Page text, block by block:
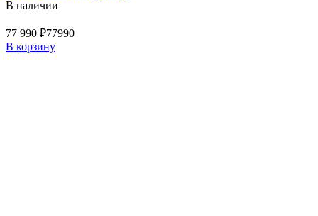
В наличии
77 990 ₽77990
В корзину